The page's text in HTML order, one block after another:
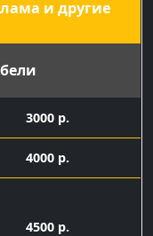
и другие
3000 р.
4000 р.
4500 р.